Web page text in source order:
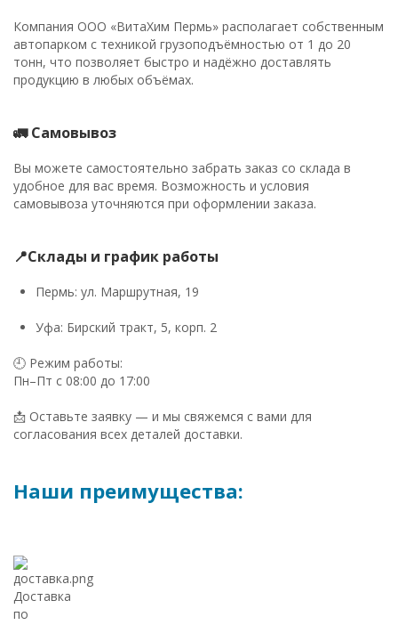
Компания ООО «ВитаХим Пермь» располагает собственным
автопарком с техникой грузоподъёмностью от 1 до 20
тонн, что позволяет быстро и надёжно доставлять
продукцию в любых объёмах.
🚛 Самовывоз
Вы можете самостоятельно забрать заказ со склада в
удобное для вас время. Возможность и условия
самовывоза уточняются при оформлении заказа.
📍Склады и график работы
Пермь: ул. Маршрутная, 19
Уфа: Бирский тракт, 5, корп. 2
🕘 Режим работы:
Пн–Пт с 08:00 до 17:00
📩 Оставьте заявку — и мы свяжемся с вами для
согласования всех деталей доставки.
Наши преимущества:
Доставка
по